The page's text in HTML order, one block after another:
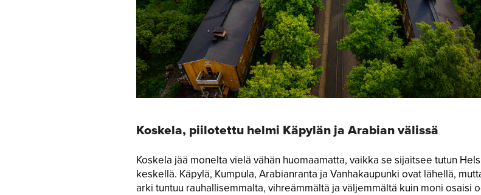
Etusivu
Koskela, piilotettu helmi Käpylän ja Arabian välissä
Koskela jää monelta vielä vähän huomaamatta, vaikka se sijaitsee tutun
keskellä. Käpylä, Kumpula, Arabianranta ja Vanhakaupunki ovat lähellä,
arki tuntuu rauhallisemmalta, vihreämmältä ja väljemmältä kuin moni osaisi